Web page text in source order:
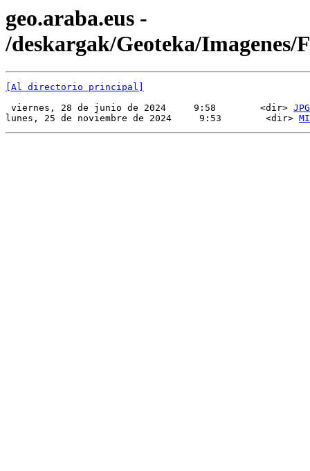
geo.araba.eus -
/deskargak/Geoteka/Imagenes/
[Al directorio principal]
viernes, 28 de junio de 2024     9:58        <dir> JPG
lunes, 25 de noviembre de 2024     9:53        <dir>